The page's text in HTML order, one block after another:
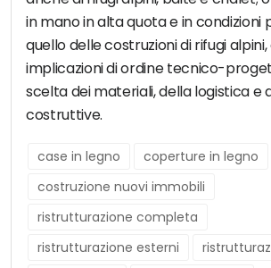
in mano in alta quota e in condizioni
quello delle costruzioni di rifugi
implicazioni di ordine tecnico-
scelta dei materiali, della logistica e
costruttive.
case in legno
coperture in legno
costruzione nuovi immobili
ristrutturazione completa
ristrutturazione esterni